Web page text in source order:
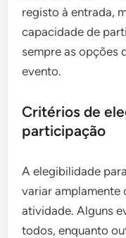
registo à entrada,
capacidade de
sempre as opções
evento.
Critérios de
participação
A elegibilidade
variar amplamente
atividade. Alguns
todos, enquanto